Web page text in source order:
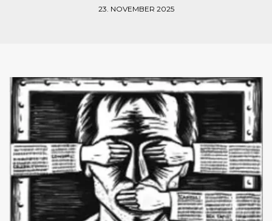
23. NOVEMBER 2025